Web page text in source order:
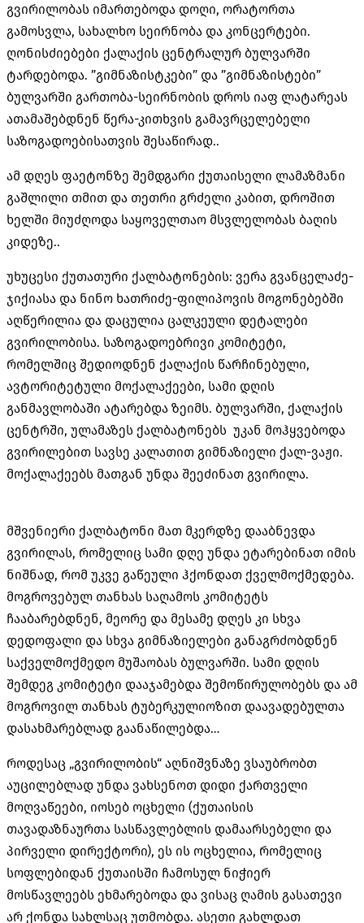
გვირილობას იმართებოდა დოღი, ორატორთა
გამოსვლა, სახალხო სეირნობა და კონცერტები.
ღონისძიებები ქალაქის ცენტრალურ ბულვარში
ტარდებოდა. ”გიმნაზისტკები” და ”გიმნაზისტები”
ბულვარში გართობა-სეირნობის დროს იაფ ლატარეას
ათამაშებდნენ წერა-კითხვის გამავრცელებელი
საზოგადოებისათვის შესაწირად..
ამ დღეს ფაეტონზე შემდგარი ქუთაისელი ლამაზმანი
გაშლილი თმით და თეთრი გრძელი კაბით, დროშით
ხელში მიუძღოდა საყოველთაო მსვლელობას ბაღის
კიდეზე..
უხუცესი ქუთათური ქალბატონების: ვერა გვანცელაძე-
ჯიქიასა და ნინო ხათრიძე-ფილიპოვის მოგონებებში
აღწერილია და დაცულია ცალკეული დეტალები
გვირილობისა. საზოგადოებრივი კომიტეტი,
რომელშიც შედიოდნენ ქალაქის წარჩინებული,
ავტორიტეტული მოქალაქეები, სამი დღის
განმავლობაში ატარებდა ზეიმს. ბულვარში, ქალაქის
ცენტრში, ულამაზეს ქალბატონებს უკან მოჰყვებოდა
გვირილებით სავსე კალათით გიმნაზიელი ქალ-ვაჟი.
მოქალაქეებს მათგან უნდა შეეძინათ გვირილა.
მშვენიერი ქალბატონი მათ მკერდზე დააბნევდა
გვირილას, რომელიც სამი დღე უნდა ეტარებინათ იმის
ნიშნად, რომ უკვე გაწეული ჰქონდათ ქველმოქმედება.
მოგროვებულ თანხას საღამოს კომიტეტს
ჩააბარებდნენ, მეორე და მესამე დღეს კი სხვა
დედოფალი და სხვა გიმნაზიელები განაგრძობდნენ
საქველმოქმედო მუშაობას ბულვარში. სამი დღის
შემდეგ კომიტეტი დააჯამებდა შემოწირულობებს და ამ
მოგროვილ თანხას ტუბერკულიოზით დაავადებულთა
დასახმარებლად გაანაწილებდა…
როდესაც „გვირილობის“ აღნიშვნაზე ვსაუბრობთ
აუცილებლად უნდა ვახსენოთ დიდი ქართველი
მოღვაწეები, იოსებ ოცხელი (ქუთაისის
თავადაზნაურთა სასწავლებლის დამაარსებელი და
პირველი დირექტორი), ეს ის ოცხელია, რომელიც
სოფლებიდან ქუთაისში ჩამოსულ ნიჭიერ
მოსწავლეებს ეხმარებოდა და ვისაც ღამის გასათევი
არ ქონდა სახლსაც უთმობდა. ასეთი გახლდათ